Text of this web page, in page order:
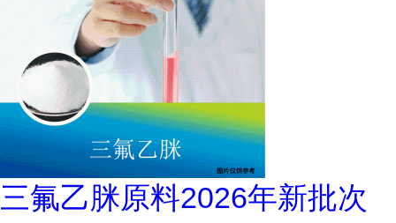
三氟乙脒原料2026年新批次